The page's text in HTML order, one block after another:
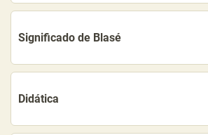
Significado de Blasé
Didática